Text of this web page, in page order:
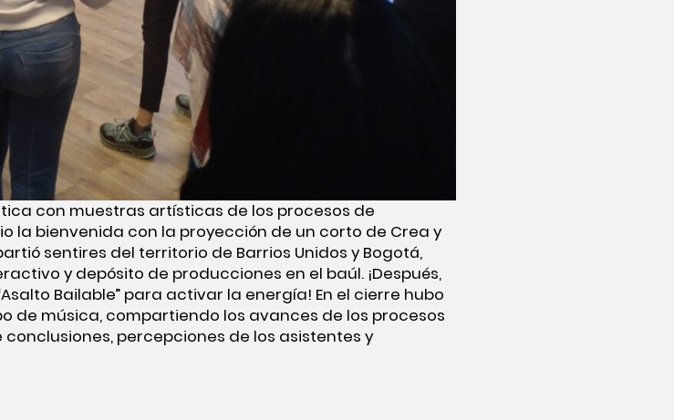
con muestras artísticas de los procesos de
la bienvenida con la proyección de un corto de Crea y
sentires del territorio de Barrios Unidos y Bogotá,
y depósito de producciones en el baúl. ¡Después,
Bailable” para activar la energía! En el cierre hubo
de música, compartiendo los avances de los procesos
percepciones de los asistentes y